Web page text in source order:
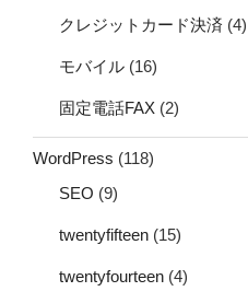
クレジットカード決済 (4)
モバイル (16)
固定電話FAX (2)
WordPress (118)
SEO (9)
twentyfifteen (15)
twentyfourteen (4)